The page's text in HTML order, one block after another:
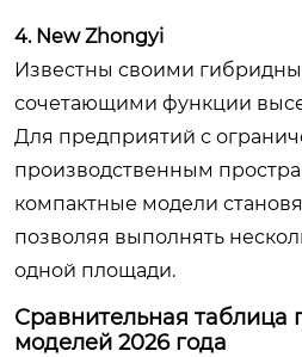
4. New Zhongyi
Известны своими
сочетающими функции
Для предприятий с
производственным
компактные модели
позволяя выполнять
одной площади.
Сравнительная таблица
моделей 2026 года